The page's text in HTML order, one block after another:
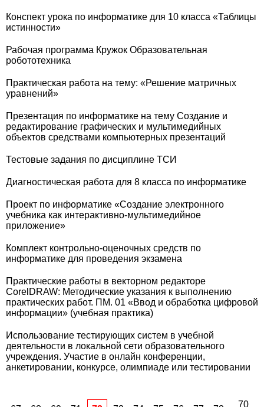
Конспект урока по информатике для 10 класса «Таблицы
истинности»
Рабочая программа Кружок Образовательная
робототехника
Практическая работа на тему: «Решение матричных
уравнений»
Презентация по информатике на тему Создание и
редактирование графических и мультимедийных
объектов средствами компьютерных презентаций
Тестовые задания по дисциплине ТСИ
Диагностическая работа для 8 класса по информатике
Проект по информатике «Создание электронного
учебника как интерактивно-мультимедийное
приложение»
Комплект контрольно-оценочных средств по
информатике для проведения экзамена
Практические работы в векторном редакторе
CorelDRAW: Методические указания к выполнению
практических работ. ПМ. 01 «Ввод и обработка цифровой
информации» (учебная практика)
Использование тестирующих систем в учебной
деятельности в локальной сети образовательного
учреждения. Участие в онлайн конференции,
анкетировании, конкурсе, олимпиаде или тестировании
70